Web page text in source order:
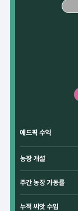
애드픽 수익
농장 개설
주간 농장 가동률
누적 씨앗 수입